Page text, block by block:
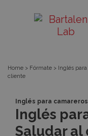
Píldora
Lab
Home > Fórmate > Inglés
cliente
Inglés para camareros
Inglés
Saludar al